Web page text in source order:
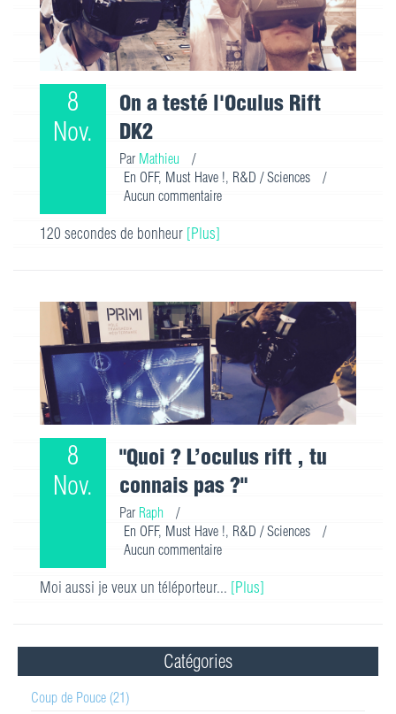
8
Nov.
On a testé l'Oculus Rift
DK2
Par Mathieu
/
En OFF, Must Have !, R&D / Sciences
/
Aucun commentaire
120 secondes de bonheur [Plus]
8
Nov.
"Quoi ? L’oculus rift , tu
connais pas ?"
Par Raph
/
En OFF, Must Have !, R&D / Sciences
/
Aucun commentaire
Moi aussi je veux un téléporteur... [Plus]
Catégories
Coup de Pouce (21)